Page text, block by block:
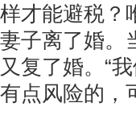
样才能避税？
妻子离了婚。
又复了婚。“
有点风险的，